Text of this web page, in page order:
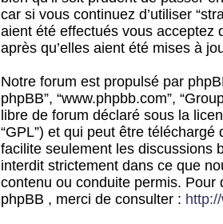
car si vous continuez d’utiliser
aient été effectués vous acceptez
après qu’elles aient été mises à
Notre forum est propulsé par
phpBB”, “www.phpbb.com”,
libre de forum déclaré sous la
“GPL”) et qui peut être téléchargé
facilite seulement les discussions
interdit strictement dans ce que
contenu ou conduite permis.
phpBB , merci de consulter :